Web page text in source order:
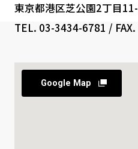
東京都港区芝公園2丁目
TEL. 03-3434-6781 /
Google Map